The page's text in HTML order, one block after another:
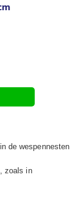
de wespennesten
zoals in